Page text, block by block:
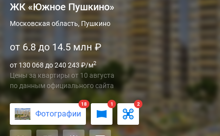
ЖК «Южное Пушкино»
Жилой
«Южное
Пушкино»
состоит
из
17-
этажных
монолитно-
Московская область, Пушкино
от 6.8 до 14.5 млн ₽
от 130 068 до 240 243 ₽/м2
Цены за квартиры от 10 августа
по данным официального сайта
Фотографии
18 1 2